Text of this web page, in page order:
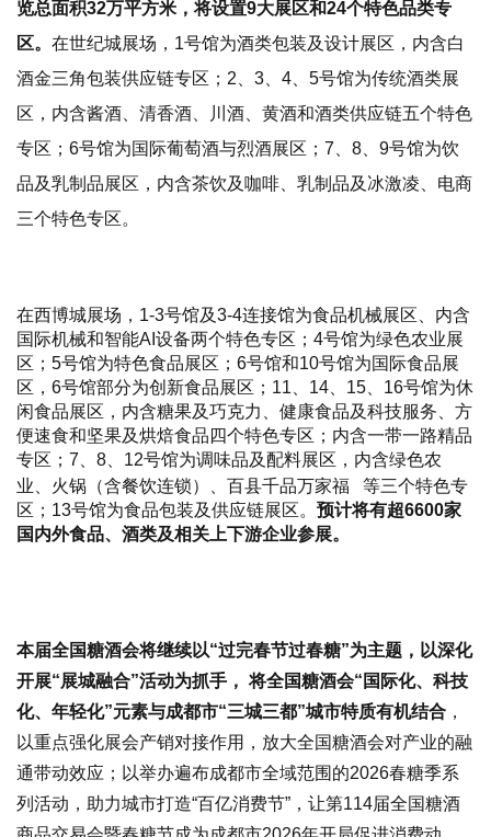
览总面积32万平方米，将设置9大展区和24个特色品类专
区。 在世纪城展场，1号馆为酒类包装及设计展区，内含白
酒金三角包装供应链专区；2、3、4、5号馆为传统酒类展
区，内含酱酒、清香酒、川酒、黄酒和酒类供应链五个特色
专区；6号馆为国际葡萄酒与烈酒展区；7、8、9号馆为饮
品及乳制品展区，内含茶饮及咖啡、乳制品及冰激凌、电商
三个特色专区。
在西博城展场，1-3号馆及3-4连接馆为食品机械展区、内含
国际机械和智能AI设备两个特色专区；4号馆为绿色农业展
区；5号馆为特色食品展区； 6号馆和10号馆为国际食品展
区，6号馆部分为创新食品展区； 11、14、15、16号馆为休
闲食品展区，内含糖果及巧克力、健康食品及科技服务、方
便速食和坚果及烘焙食品四个特色专区；内含一带一路精品
专区；7、8、12号馆为调味品及配料展区，内含绿色农
业、火锅（含餐饮连锁）、百县千品万家福
等三个特色专
区；13号馆为食品包装及供应链展区。 预计将有超6600家
国内外食品、酒类及相关上下游企业参展。
本届全国糖酒会将继续以“过完春节过春糖”为主题，以深化
开展“展城融合”活动为抓手， 将全国糖酒会“国际化、科技
化、年轻化”元素与成都市“三城三都”城市特质有机结合 ，
以重点强化展会产销对接作用，放大全国糖酒会对产业的融
通带动效应；以举办遍布成都市全域范围的2026春糖季系
列活动，助力城市打造“百亿消费节”，让第114届全国糖酒